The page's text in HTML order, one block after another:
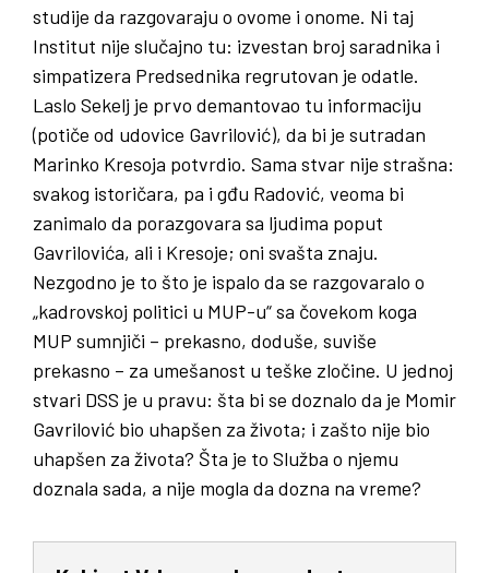
studije da razgovaraju o ovome i onome. Ni taj
Institut nije slučajno tu: izvestan broj saradnika i
simpatizera Predsednika regrutovan je odatle.
Laslo Sekelj je prvo demantovao tu informaciju
(potiče od udovice Gavrilović), da bi je sutradan
Marinko Kresoja potvrdio. Sama stvar nije strašna:
svakog istoričara, pa i gđu Radović, veoma bi
zanimalo da porazgovara sa ljudima poput
Gavrilovića, ali i Kresoje; oni svašta znaju.
Nezgodno je to što je ispalo da se razgovaralo o
„kadrovskoj politici u MUP-u“ sa čovekom koga
MUP sumnjiči – prekasno, doduše, suviše
prekasno – za umešanost u teške zločine. U jednoj
stvari DSS je u pravu: šta bi se doznalo da je Momir
Gavrilović bio uhapšen za života; i zašto nije bio
uhapšen za života? Šta je to Služba o njemu
doznala sada, a nije mogla da dozna na vreme?